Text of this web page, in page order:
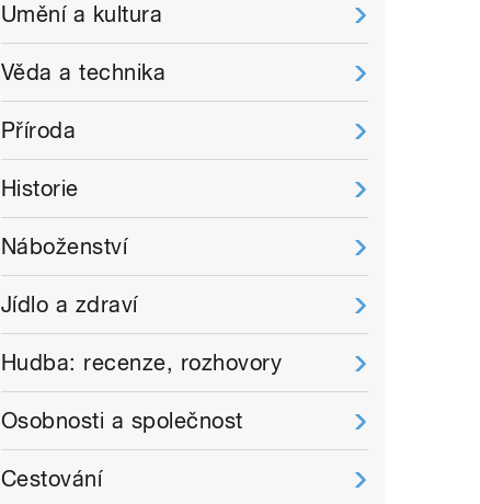
Umění a kultura
Věda a technika
Příroda
Historie
Náboženství
Jídlo a zdraví
Hudba: recenze, rozhovory
Osobnosti a společnost
Cestování